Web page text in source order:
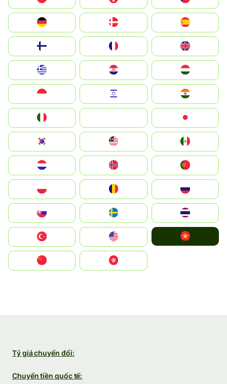
Deutschland
United Kingdom
Magyarország
South Korea
United States
中國香港特別行政區
Tỷ giá chuyển đổi:
Chuyển tiền quốc tế: